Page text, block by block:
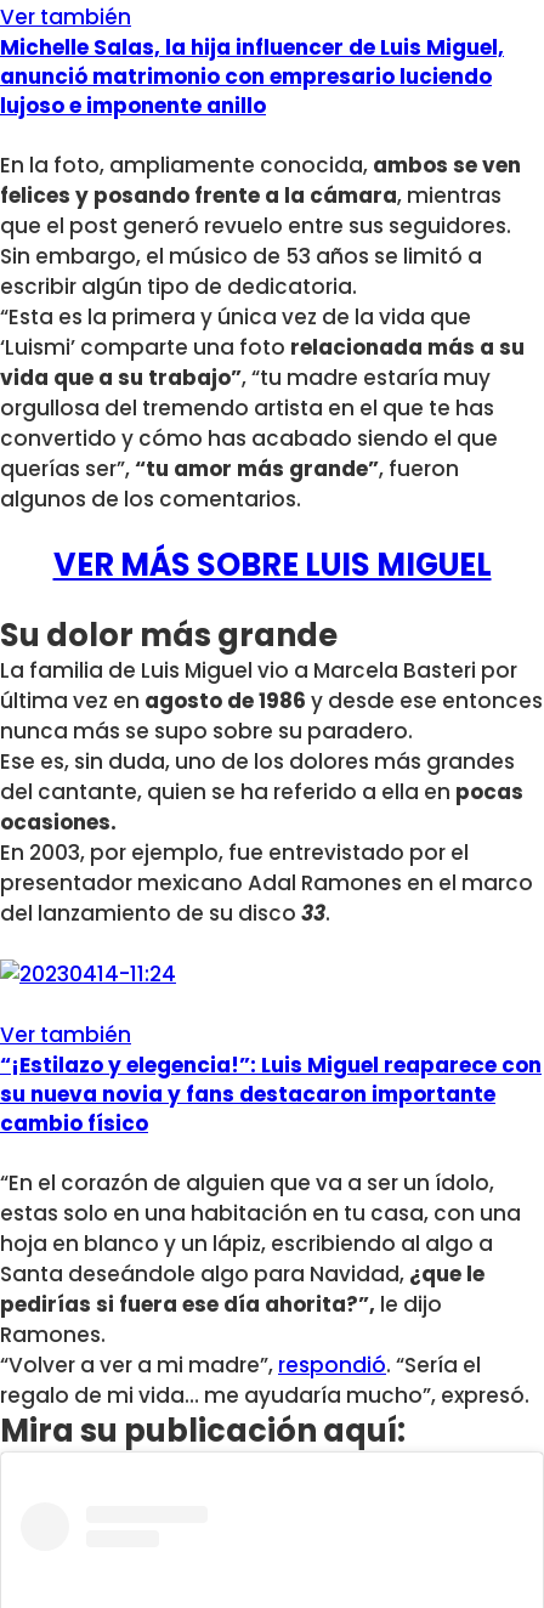
Ver también
Michelle Salas, la hija influencer de Luis Miguel,
anunció matrimonio con empresario luciendo
lujoso e imponente anillo
En la foto, ampliamente conocida, ambos se ven
felices y posando frente a la cámara, mientras
que el post generó revuelo entre sus seguidores.
Sin embargo, el músico de 53 años se limitó a
escribir algún tipo de dedicatoria.
“Esta es la primera y única vez de la vida que
‘Luismi’ comparte una foto relacionada más a su
vida que a su trabajo”, “tu madre estaría muy
orgullosa del tremendo artista en el que te has
convertido y cómo has acabado siendo el que
querías ser”,“tu amor más grande”, fueron
algunos de los comentarios.
VER MÁS SOBRE LUIS MIGUEL
Su dolor más grande
La familia de Luis Miguel vio a Marcela Basteri por
última vez en agosto de 1986 y desde ese entonces
nunca más se supo sobre su paradero.
Ese es, sin duda, uno de los dolores más grandes
del cantante, quien se ha referido a ella en pocas
ocasiones.
En 2003, por ejemplo, fue entrevistado por el
presentador mexicano Adal Ramones en el marco
del lanzamiento de su disco 33.
Ver también
“¡Estilazo y elegencia!”: Luis Miguel reaparece con
su nueva novia y fans destacaron importante
cambio físico
“En el corazón de alguien que va a ser un ídolo,
estas solo en una habitación en tu casa, con una
hoja en blanco y un lápiz, escribiendo al algo a
Santa deseándole algo para Navidad, ¿que le
pedirías si fuera ese día ahorita?”, le dijo
Ramones.
“Volver a ver a mi madre”, respondió. “Sería el
regalo de mi vida… me ayudaría mucho”, expresó.
Mira su publicación aquí: